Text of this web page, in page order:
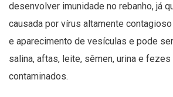
desenvolver imunidade no rebanho, já
causada por vírus altamente
e aparecimento de vesículas e pode
salina, aftas, leite, sêmen, urina e
contaminados.